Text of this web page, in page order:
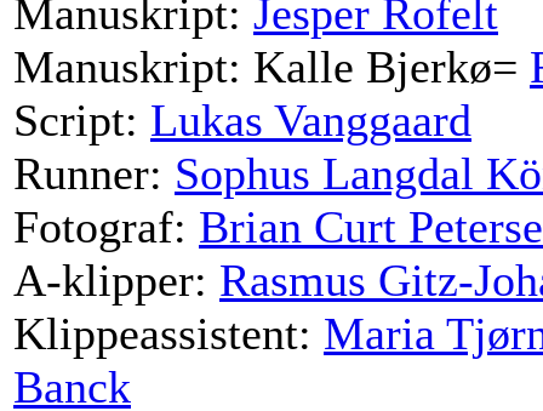
Manuskript: Jesper Rofelt
Manuskript: Kalle Bjerkø=
Script: Lukas Vanggaard
Runner: Sophus Langdal
Fotograf: Brian Curt
A-klipper: Rasmus Gitz-
Klippeassistent: Maria
Banck